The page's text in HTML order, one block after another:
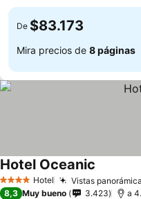
De $83.173
Mira precios de 8 páginas
4 EstrellasHotel Vistas
Hotel Oceanic
8,3 Muy bueno 3.423 a